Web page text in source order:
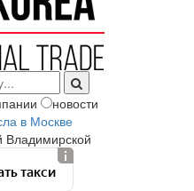
новости
в Москве
Владимирской
такси